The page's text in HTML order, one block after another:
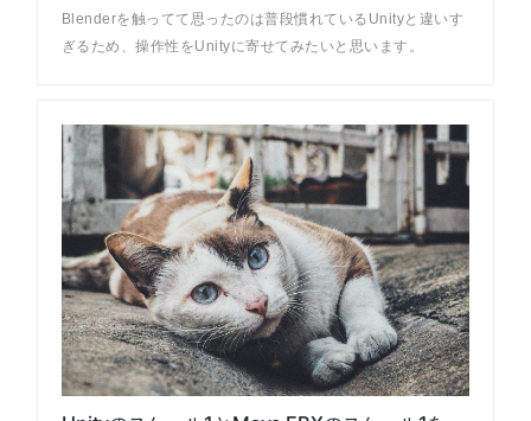
Blenderを触ってて思ったのは普段慣れているUnityと違いす
ぎるため、操作性をUnityに寄せてみたいと思います。